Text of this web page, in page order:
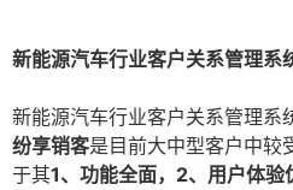
新能源汽车行业客户关系管理系
新能源汽车行业客户关系管理系
纷享销客是目前大中型客户中较
于其1、功能全面，2、用户体